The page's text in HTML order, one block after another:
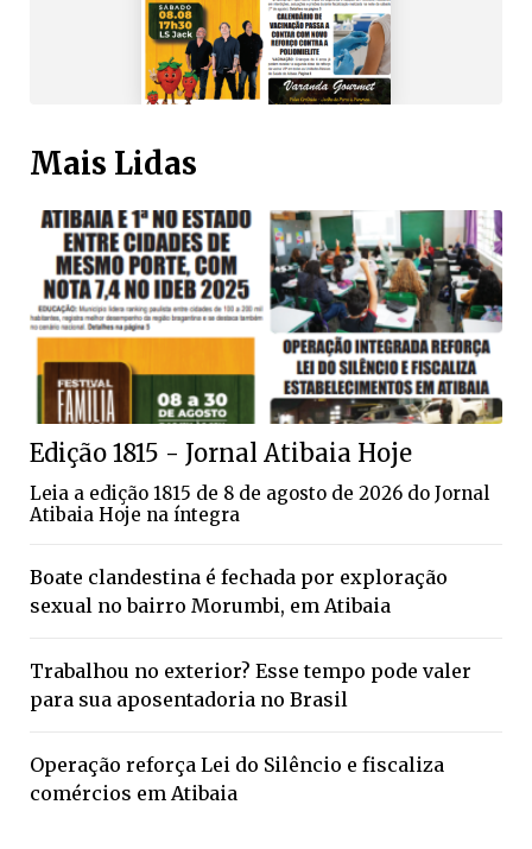
Mais Lidas
Edição 1815 - Jornal Atibaia Hoje
Leia a edição 1815 de 8 de agosto de 2026 do Jornal
Atibaia Hoje na íntegra
Boate clandestina é fechada por exploração
sexual no bairro Morumbi, em Atibaia
Trabalhou no exterior? Esse tempo pode valer
para sua aposentadoria no Brasil
Operação reforça Lei do Silêncio e fiscaliza
comércios em Atibaia